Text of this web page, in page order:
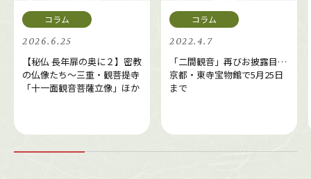
2026.6.25
【秘仏 長年扉の奥に２】密教
の仏像たち～三重・観菩提寺
「十一面観音菩薩立像」ほか
2022.4.7
「二間観音」再びお披露目…
京都・東寺宝物館で5月25日
まで